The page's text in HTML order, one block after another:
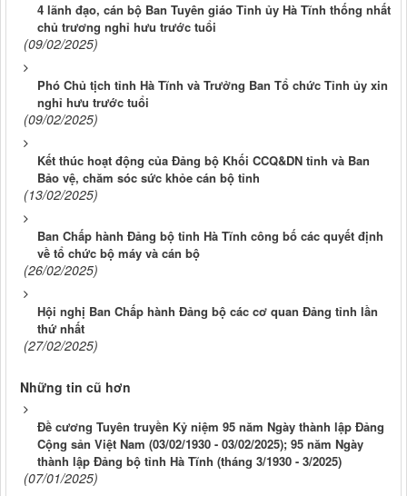
4 lãnh đạo, cán bộ Ban Tuyên giáo Tỉnh ủy Hà Tĩnh thống nhất
chủ trương nghỉ hưu trước tuổi
(09/02/2025)
Phó Chủ tịch tỉnh Hà Tĩnh và Trưởng Ban Tổ chức Tỉnh ủy xin
nghỉ hưu trước tuổi
(09/02/2025)
Kết thúc hoạt động của Đảng bộ Khối CCQ&DN tỉnh và Ban
Bảo vệ, chăm sóc sức khỏe cán bộ tỉnh
(13/02/2025)
Ban Chấp hành Đảng bộ tỉnh Hà Tĩnh công bố các quyết định
về tổ chức bộ máy và cán bộ
(26/02/2025)
Hội nghị Ban Chấp hành Đảng bộ các cơ quan Đảng tỉnh lần
thứ nhất
(27/02/2025)
Những tin cũ hơn
Đề cương Tuyên truyền Kỷ niệm 95 năm Ngày thành lập Đảng
Cộng sản Việt Nam (03/02/1930 - 03/02/2025); 95 năm Ngày
thành lập Đảng bộ tỉnh Hà Tĩnh (tháng 3/1930 - 3/2025)
(07/01/2025)